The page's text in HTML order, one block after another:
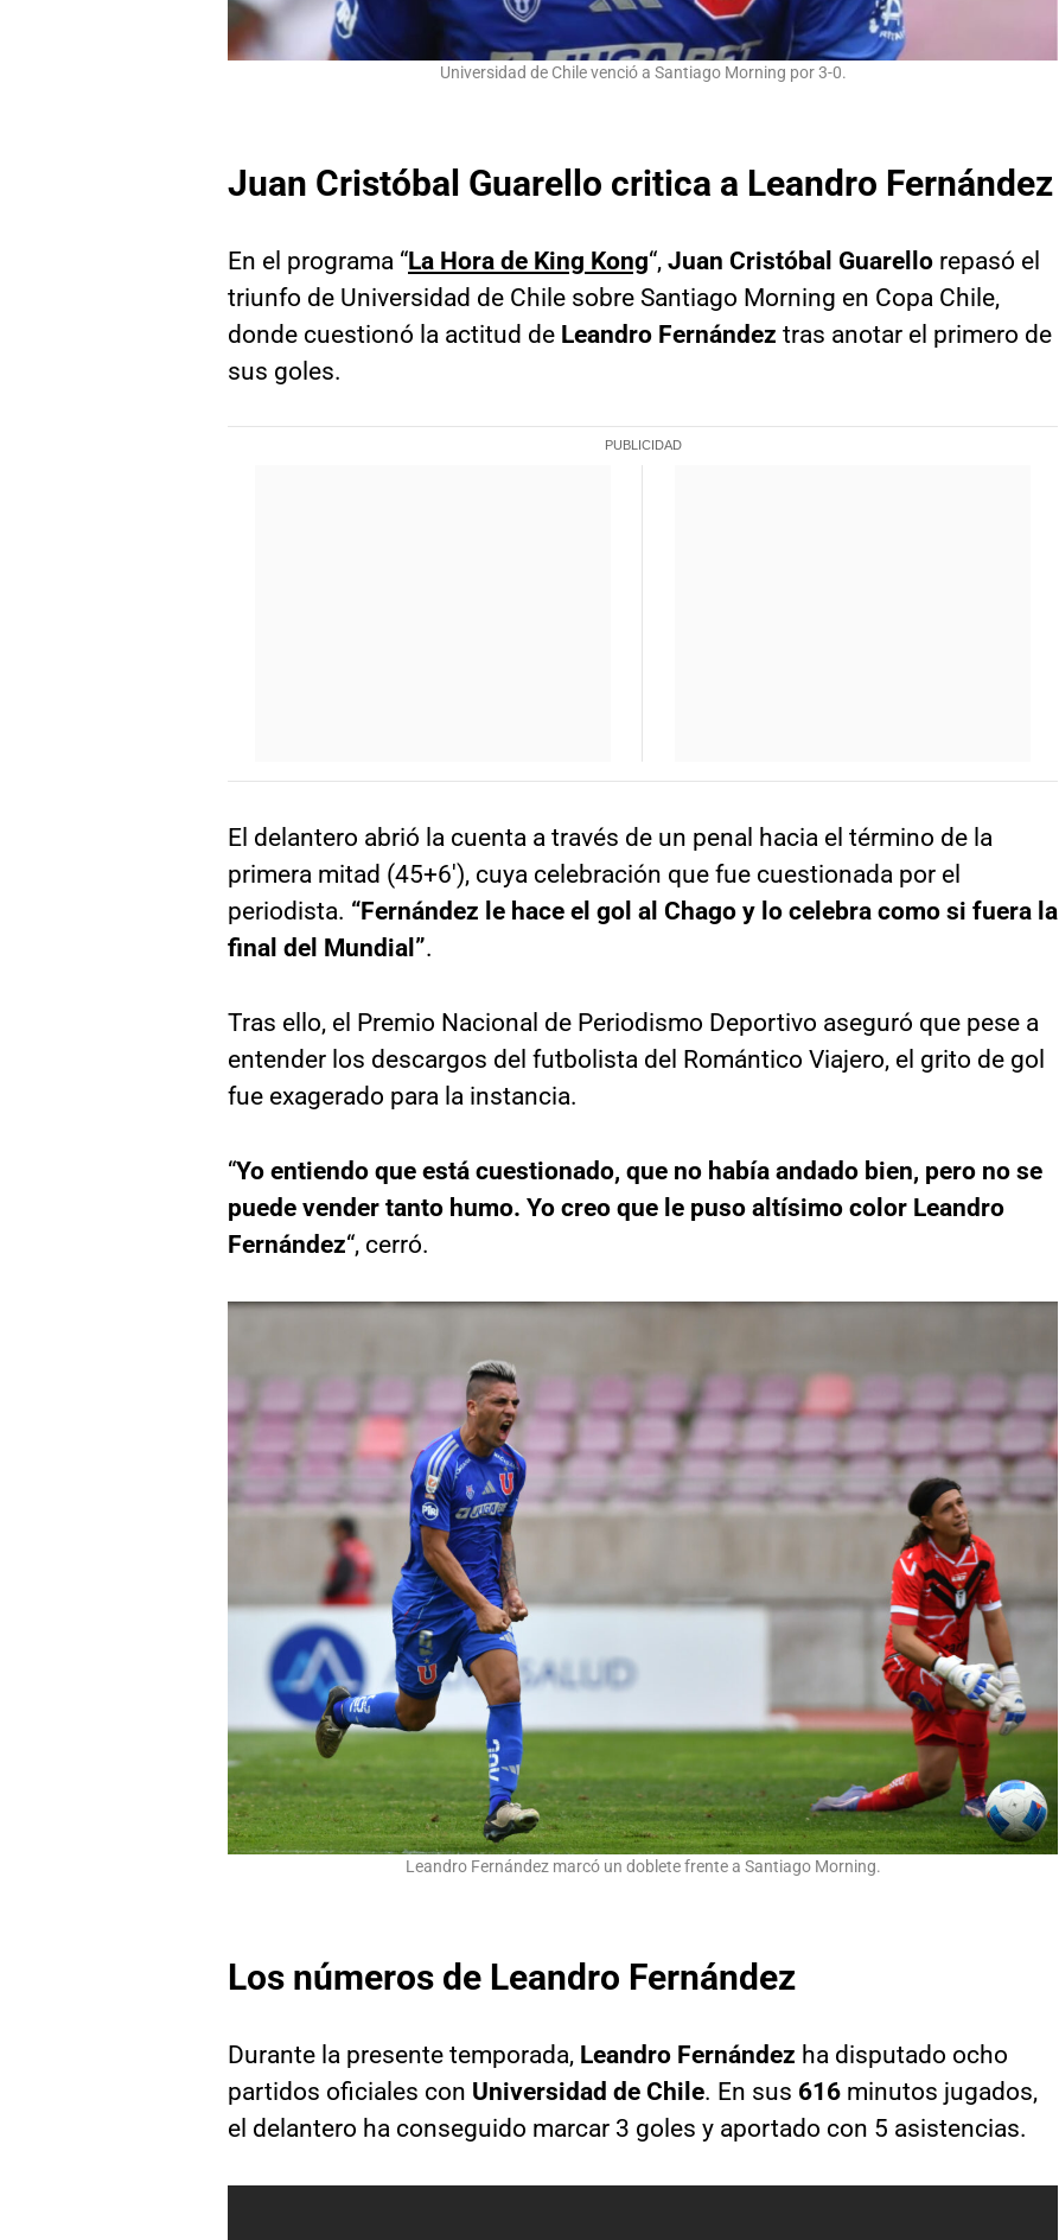
Universidad de Chile venció a Santiago Morning por 3-0.
Juan Cristóbal Guarello critica a Leandro Fernández
En el programa “La Hora de King Kong“, Juan Cristóbal Guarello repasó el
triunfo de Universidad de Chile sobre Santiago Morning en Copa Chile,
donde cuestionó la actitud de Leandro Fernández tras anotar el primero de
sus goles.
El delantero abrió la cuenta a través de un penal hacia el término de la
primera mitad (45+6′), cuya celebración que fue cuestionada por el
periodista. “Fernández le hace el gol al Chago y lo celebra como si fuera la
final del Mundial”.
Tras ello, el Premio Nacional de Periodismo Deportivo aseguró que pese a
entender los descargos del futbolista del Romántico Viajero, el grito de gol
fue exagerado para la instancia.
“Yo entiendo que está cuestionado, que no había andado bien, pero no se
puede vender tanto humo. Yo creo que le puso altísimo color Leandro
Fernández“, cerró.
Leandro Fernández marcó un doblete frente a Santiago Morning.
Los números de Leandro Fernández
Durante la presente temporada, Leandro Fernández ha disputado ocho
partidos oficiales con Universidad de Chile. En sus 616 minutos jugados,
el delantero ha conseguido marcar 3 goles y aportado con 5 asistencias.